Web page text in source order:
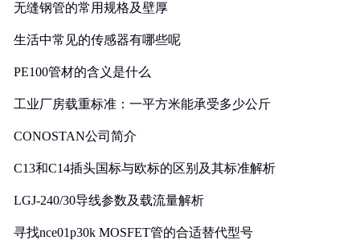
无缝钢管的常用规格及壁厚
生活中常见的传感器有哪些呢
PE100管材的含义是什么
工业厂房载重标准：一平方米能承受多少公斤
CONOSTAN公司简介
C13和C14插头国标与欧标的区别及其标准解析
LGJ-240/30导线参数及载流量解析
寻找nce01p30k MOSFET管的合适替代型号